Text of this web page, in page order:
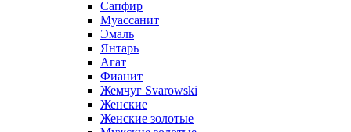
Сапфир
Муассанит
Эмаль
Янтарь
Агат
Фианит
Жемчуг Svarowski
Женские
Женские золотые